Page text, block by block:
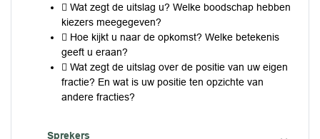
 Wat zegt de uitslag u? Welke boodschap hebben
kiezers meegegeven?
 Hoe kijkt u naar de opkomst? Welke betekenis
geeft u eraan?
 Wat zegt de uitslag over de positie van uw eigen
fractie? En wat is uw positie ten opzichte van
andere fracties?
Sprekers